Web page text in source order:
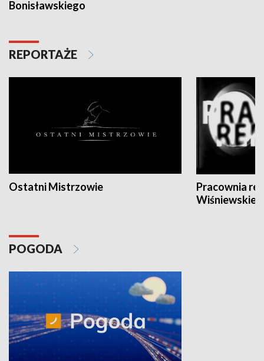
Bonisławskiego
REPORTAŻE
Ostatni Mistrzowie
Pracownia
POGODA